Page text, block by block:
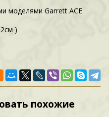
моделями Garrett ACE.
)
похожие